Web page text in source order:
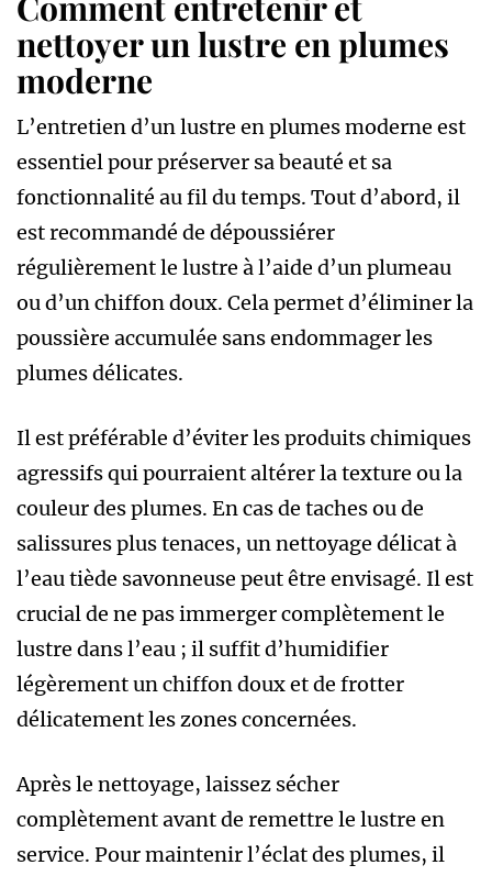
nettoyer un lustre en plumes
moderne
L’entretien d’un lustre en plumes moderne est
essentiel pour préserver sa beauté et sa
fonctionnalité au fil du temps. Tout d’abord, il
est recommandé de dépoussiérer
régulièrement le lustre à l’aide d’un plumeau
ou d’un chiffon doux. Cela permet d’éliminer la
poussière accumulée sans endommager les
plumes délicates.
Il est préférable d’éviter les produits chimiques
agressifs qui pourraient altérer la texture ou la
couleur des plumes. En cas de taches ou de
salissures plus tenaces, un nettoyage délicat à
l’eau tiède savonneuse peut être envisagé. Il est
crucial de ne pas immerger complètement le
lustre dans l’eau ; il suffit d’humidifier
légèrement un chiffon doux et de frotter
délicatement les zones concernées.
Après le nettoyage, laissez sécher
complètement avant de remettre le lustre en
service. Pour maintenir l’éclat des plumes, il